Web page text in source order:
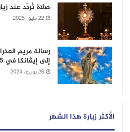
صلاة تُردّد عند
22 مايو، 2025
رسالة مريم
إلى إيڤانكا في 25 حزيران 2024
26 يونيو، 2024
الأكثر زيارة هذا الشهر